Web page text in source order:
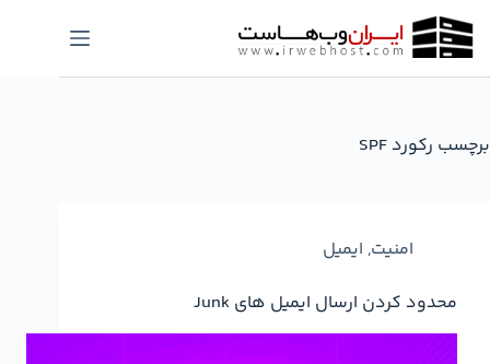
پرش
محتوا
برچسب رکورد SPF
امنیت, ایمیل
محدود کردن ارسال ایمیل های Junk